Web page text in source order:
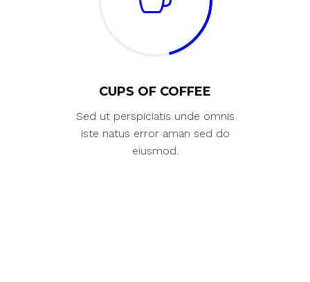
CUPS OF COFFEE
Sed ut perspiciatis unde omnis
iste natus error aman sed do
eiusmod.